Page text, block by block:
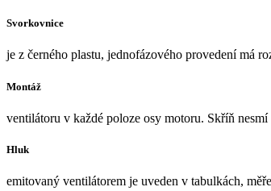
Svorkovnice
je z černého plastu, jednofázového provedení má
Montáž
ventilátoru v každé poloze osy motoru. Skříň
Hluk
emitovaný ventilátorem je uveden v tabulkách,